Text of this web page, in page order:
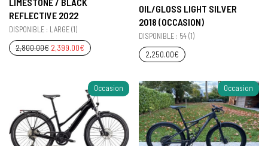
REFLECTIVE 2022
DISPONIBLE : LARGE (1)
2,800.00€ 2,399.00€
OIL/GLOSS LIGHT SILVER
2018 (OCCASION)
DISPONIBLE : 54 (1)
2,250.00€
Occasion Occasion